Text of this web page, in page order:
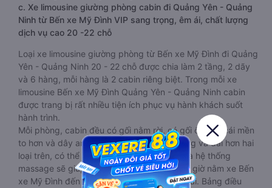
c. Xe limousine giường phòng cabin đi Quảng Yên - Quảng
Ninh từ Bến xe Mỹ Đình VIP sang trọng, êm ái, chất lượng
dịch vụ cao 20 -22 chỗ
Loại xe limousine giường phòng từ Bến xe Mỹ Đình đi Quảng
Yên - Quảng Ninh 20 - 22 chỗ được chia làm 2 tầng, 2 dãy
và 6 hàng, mỗi hàng là 2 cabin riêng biệt. Trong mỗi xe
limousine Bến xe Mỹ Đình Quảng Yên - Quảng Ninh cabin
được trang bị rất nhiều tiện ích phục vụ hành khách suốt
hành trình.
Mỗi phòng, cabin đều có gối nằm rời, có gối ôm, có cái mền
to hơn và dây an toàn seat belt. Giường rộng và dài hơn hai
loại trên, có thể lăn lộn thoải mái. Đặc biệt là hệ thống
massage sẽ giúp bạn thư giãn trong những giờ nằm xe Bến
xe Mỹ Đình đến Quảng Yên - Quảng Ninh dài. Bảng điều